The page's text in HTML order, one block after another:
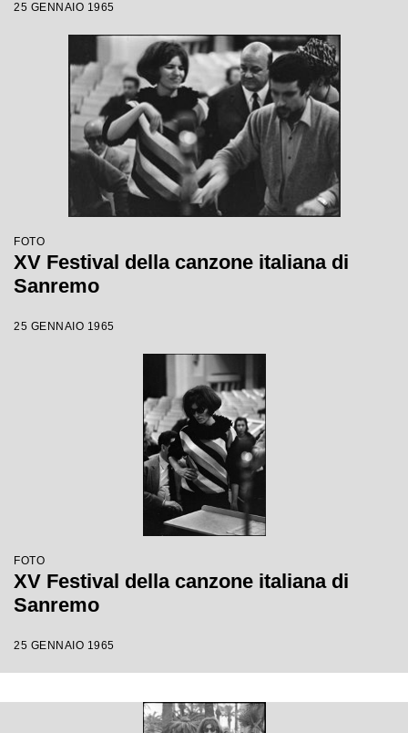
25 GENNAIO 1965
FOTO
XV Festival della canzone italiana di
Sanremo
25 GENNAIO 1965
FOTO
XV Festival della canzone italiana di
Sanremo
25 GENNAIO 1965